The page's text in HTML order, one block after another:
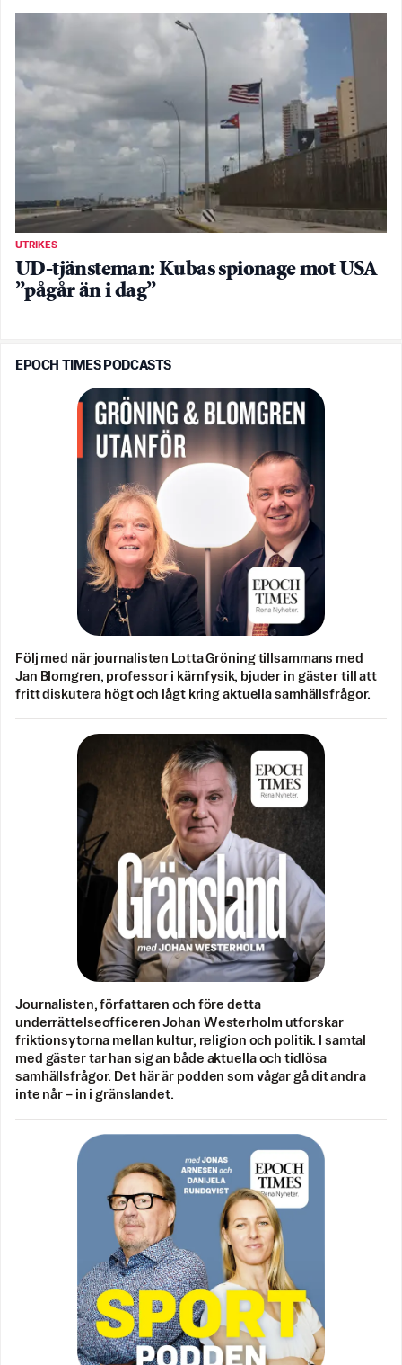
UTRIKES
UD-tjänsteman: Kubas spionage mot USA
”pågår än i dag”
EPOCH TIMES PODCASTS
Följ med när journalisten Lotta Gröning tillsammans med
Jan Blomgren, professor i kärnfysik, bjuder in gäster till att
fritt diskutera högt och lågt kring aktuella samhällsfrågor.
Journalisten, författaren och före detta
underrättelseofficeren Johan Westerholm utforskar
friktionsytorna mellan kultur, religion och politik. I samtal
med gäster tar han sig an både aktuella och tidlösa
samhällsfrågor. Det här är podden som vågar gå dit andra
inte når – in i gränslandet.